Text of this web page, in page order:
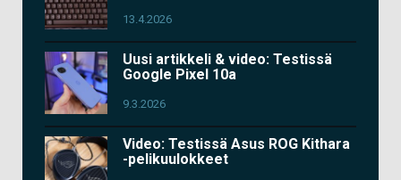
13.4.2026
Uusi artikkeli & video: Testissä
Google Pixel 10a
9.3.2026
Video: Testissä Asus ROG Kithara
-pelikuulokkeet